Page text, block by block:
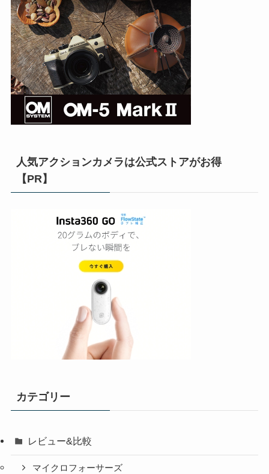
人気アクションカメラは公式ストアがお得
【PR】
カテゴリー
レビュー&比較
マイクロフォーサーズ